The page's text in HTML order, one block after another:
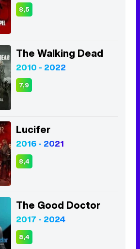
8,5
The Walking Dead
2010 - 2022
7,9
Lucifer
2016 - 2021
8,4
The Good Doctor
2017 - 2024
8,4